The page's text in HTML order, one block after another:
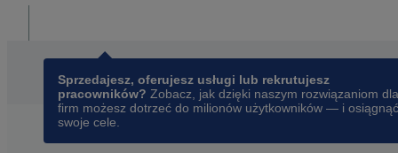
Sprzedajesz, oferujesz usługi lub rekrutujesz
pracowników? Zobacz, jak dzięki naszym rozwiązaniom dla
firm możesz dotrzeć do milionów użytkowników — i osiągnąć
swoje cele.